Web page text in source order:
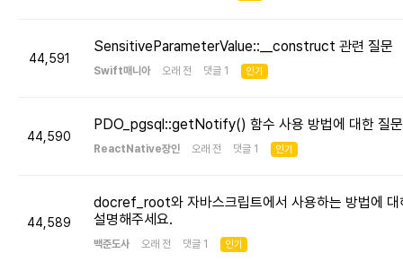
44,591
SensitiveParameterValue::__construct 관련 질문
Swift매니아 오래 전 댓글 1 인기
44,590
PDO_pgsql::getNotify() 함수 사용 방법에 대한 질문
ReactNative장인 오래 전 댓글 1 인기
44,589
docref_root와 자바스크립트에서 사용하는 방법에 대
설명해주세요.
백준도사 오래 전 댓글 1 인기